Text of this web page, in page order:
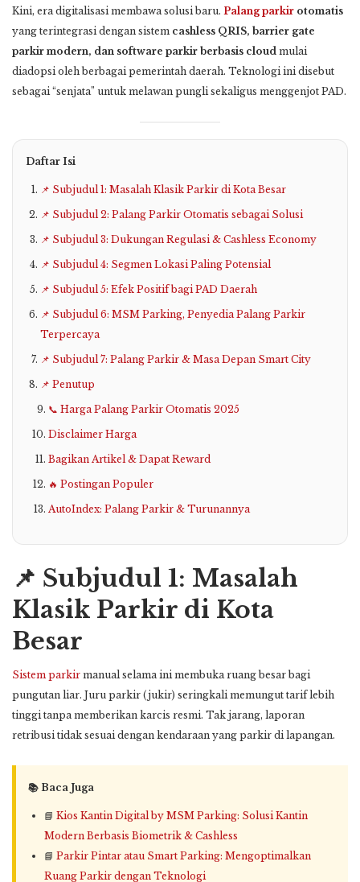
Kini, era digitalisasi membawa solusi baru. Palang parkir otomatis
yang terintegrasi dengan sistem cashless QRIS, barrier gate
parkir modern, dan software parkir berbasis cloud mulai
diadopsi oleh berbagai pemerintah daerah. Teknologi ini disebut
sebagai “senjata” untuk melawan pungli sekaligus menggenjot PAD.
Daftar Isi
📌 Subjudul 1: Masalah Klasik Parkir di Kota Besar
📌 Subjudul 2: Palang Parkir Otomatis sebagai Solusi
📌 Subjudul 3: Dukungan Regulasi & Cashless Economy
📌 Subjudul 4: Segmen Lokasi Paling Potensial
📌 Subjudul 5: Efek Positif bagi PAD Daerah
📌 Subjudul 6: MSM Parking, Penyedia Palang Parkir
Terpercaya
📌 Subjudul 7: Palang Parkir & Masa Depan Smart City
📌 Penutup
📞 Harga Palang Parkir Otomatis 2025
Disclaimer Harga
Bagikan Artikel & Dapat Reward
🔥 Postingan Populer
AutoIndex: Palang Parkir & Turunannya
📌 Subjudul 1: Masalah
Klasik Parkir di Kota
Besar
Sistem parkir manual selama ini membuka ruang besar bagi
pungutan liar. Juru parkir (jukir) seringkali memungut tarif lebih
tinggi tanpa memberikan karcis resmi. Tak jarang, laporan
retribusi tidak sesuai dengan kendaraan yang parkir di lapangan.
📚 Baca Juga
📘 Kios Kantin Digital by MSM Parking: Solusi Kantin
Modern Berbasis Biometrik & Cashless
📘 Parkir Pintar atau Smart Parking: Mengoptimalkan
Ruang Parkir dengan Teknologi